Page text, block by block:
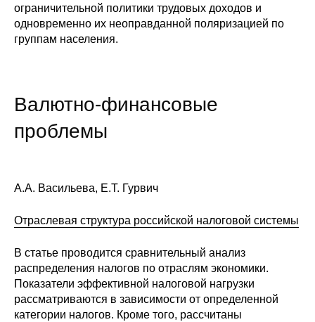
ограничительной политики трудовых доходов и
одновременно их неоправданной поляризацией по
группам населения.
Валютно-финансовые
проблемы
А.А. Васильева, Е.Т. Гурвич
Отраслевая структура российской налоговой системы
В статье проводится сравнительный анализ
распределения налогов по отраслям экономики.
Показатели эффективной налоговой нагрузки
рассматриваются в зависимости от определенной
категории налогов. Кроме того, рассчитаны